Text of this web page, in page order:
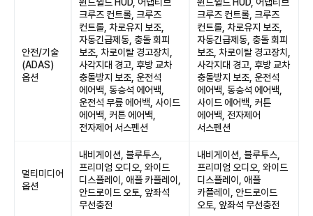
안전/기술
(ADAS)
옵션
크루즈 컨트롤, 크루즈
컨트롤, 차로유지 보조,
자동긴급제동, 충돌 회피
보조, 차로이탈 경고장치,
사각지대 경고, 후방 교차
충돌방지 보조, 운전석
에어백, 동승석 에어백,
운전석 무릎 에어백, 사이드
에어백, 커튼 에어백,
전자제어 서스펜션
크루즈 컨트롤, 크루즈
컨트롤, 차로유지 보조,
자동긴급제동, 충돌 회피
보조, 차로이탈 경고장치,
사각지대 경고, 후방 교차
충돌방지 보조, 운전석
에어백, 동승석 에어백,
사이드 에어백, 커튼
에어백, 전자제어
서스펜션
멀티미디어
옵션
내비게이션, 블루투스,
프리미엄 오디오, 와이드
디스플레이, 애플 카플레이,
안드로이드 오토, 앞좌석
무선충전
내비게이션, 블루투스,
프리미엄 오디오, 와이드
디스플레이, 애플
카플레이, 안드로이드
오토, 앞좌석 무선충전